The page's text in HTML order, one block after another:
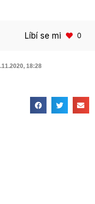
Líbí se mi 0
, 18:28